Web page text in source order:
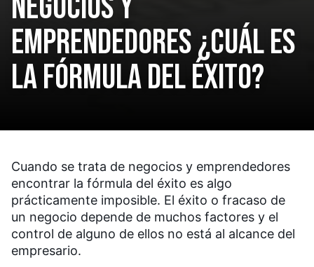
EMPRENDEDORES ¿CUÁL ES
LA FÓRMULA DEL ÉXITO?
Cuando se trata de negocios y emprendedores
encontrar la fórmula del éxito es algo
prácticamente imposible. El éxito o fracaso de
un negocio depende de muchos factores y el
control de alguno de ellos no está al alcance del
empresario.